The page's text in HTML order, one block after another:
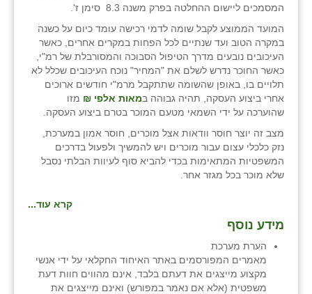
המסמכים ליישום ההחלטה בפרק משנה 8.3 סימן ז'.
המועד הממוצע לקבל שומה לדמי רכישה עומד כיום על כשנה
במקרה הטוב ועד שנתיים לכל הפחות במקרים אחרים, כאשר
העיכובים נובעים מדרך הטיפול הסבוכה והמסורבלת של רמ"י,
כאשר החוכר נדרש לשלם את "המחיר" נוכח העיכובים שכלל לא
תלויים בו, באופן שהשומה שתתקבל מרמ"י חודשים ארוכים
אחרי ביצוע העסקה, תהיה גבוהה במאות אלפי ₪ מזו
שהוערכה על ידי השמאי מטעם המוכר בטרם ביצוע העסקה.
מצב זה יוצר חוסר וודאות אצל מוכרים, חוסר אמון במערכת,
נזק כלכלי עצום עבור מוכרים ויש להמשיך ולפעול בדרכים
המשפטיות המתאימות בכדי להביא סוף לעיוות הבלתי נסבל
שלא מוכר בכל מגזר אחר.
קרא עוד...
מידע נוסף
הערת מערכת
מאמרים המפורסמים באתר האיחוד החקלאי על ידי אנשי
מקצוע מייצגים את דעתם בלבד, אינם מהווים חוות דעת
משפטית (אלא אם נאמר במפורש) ואינם מייצגים את